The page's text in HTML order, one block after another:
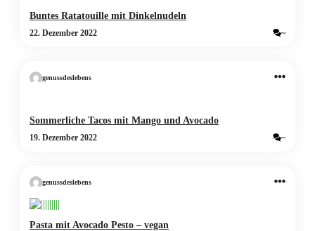
Buntes Ratatouille mit Dinkelnudeln
22. Dezember 2022 ~
genussdeslebens
Sommerliche Tacos mit Mango und Avocado
19. Dezember 2022 ~
genussdeslebens
Pasta mit Avocado Pesto – vegan